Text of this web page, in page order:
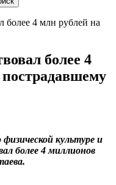
более 4 млн рублей на
более 4
культуре и
более 4 миллионов